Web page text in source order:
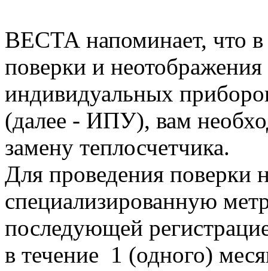
ВЕСТА напоминает, что в
поверки и
индивидуальных
(далее - ИПУ), вам
замену теплосчетчика.
Для проведения поверки
специализированную
последующей
в течение 1 (одного)